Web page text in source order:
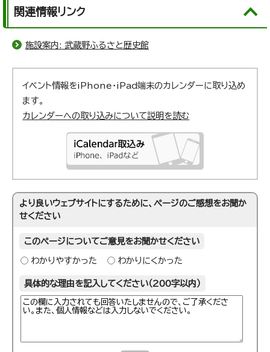
関連情報リンク
施設案内: 武蔵野ふるさと歴史館
イベント情報をiPhone・iPad端末のカレンダーに取り込め
ます。
カレンダーへの取り込みについて説明を読む
より良いウェブサイトにするために、ページのご感想をお聞か
せください
このページについてご意見をお聞かせください
わかりやすかった わかりにくかった
具体的な理由を記入してください（200字以内）